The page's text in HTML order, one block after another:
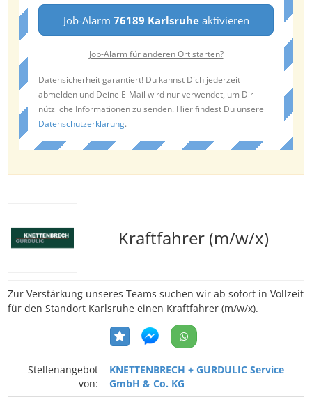
Job-Alarm 76189 Karlsruheaktivieren
Job-Alarm für anderen Ort starten?
Datensicherheit garantiert! Du kannst Dich jederzeit
abmelden und Deine E-Mail wird nur verwendet, um Dir
nützliche Informationen zu senden. Hier findest Du unsere
Datenschutzerklärung.
Kraftfahrer (m/w/x)
Zur Verstärkung unseres Teams suchen wir ab sofort in Vollzeit
für den Standort Karlsruhe einen Kraftfahrer (m/w/x).
Stellenangebot
von:
KNETTENBRECH + GURDULIC Service
GmbH & Co. KG